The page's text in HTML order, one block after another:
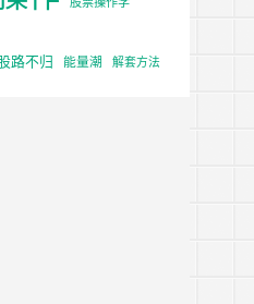
路不归 能量潮
解套方法